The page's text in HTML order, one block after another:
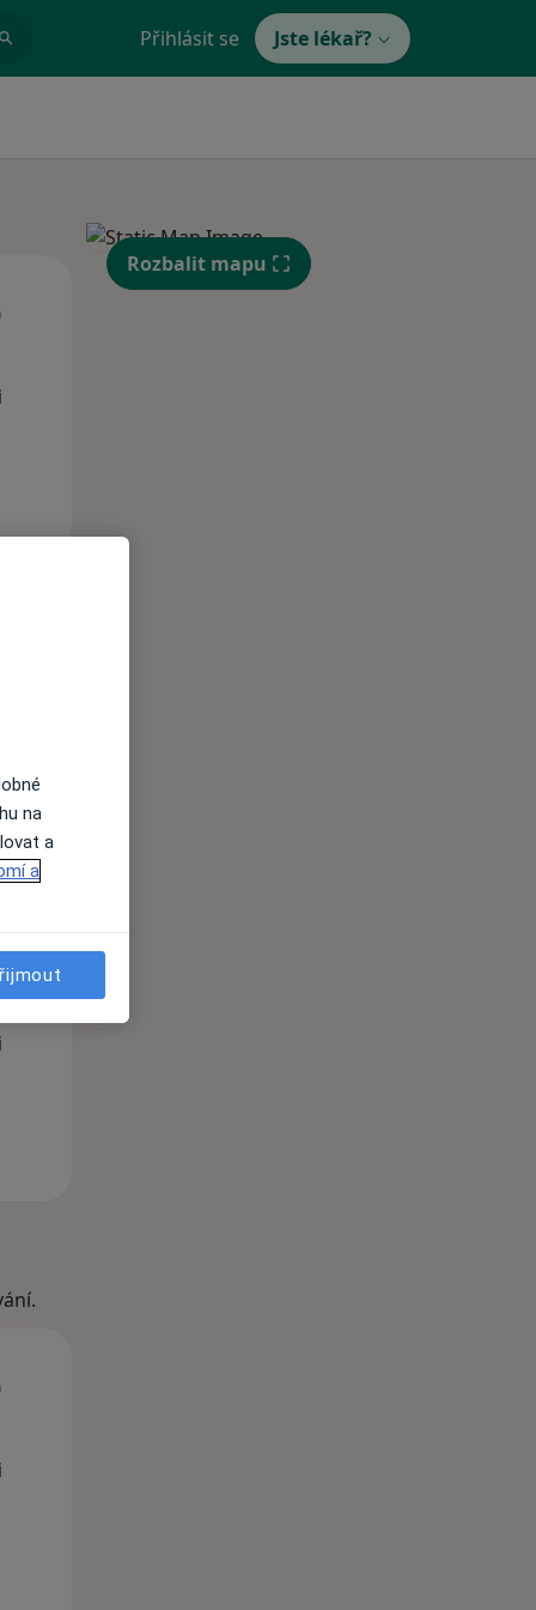
Přihlásit se Jste lékař?
St Čt
11 Srpen
Rozbalit mapu
na
a
a